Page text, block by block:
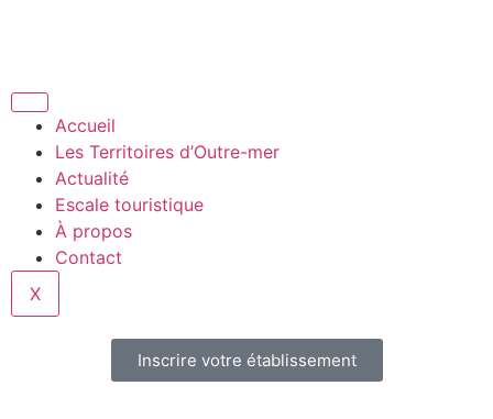
Accueil
Les Territoires d’Outre-mer
Actualité
Escale touristique
À propos
Contact
X
Inscrire votre établissement